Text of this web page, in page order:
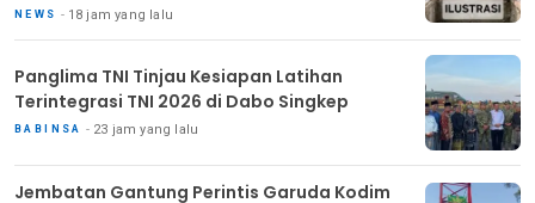
NEWS 18 jam yang lalu
Panglima TNI Tinjau Kesiapan Latihan
Terintegrasi TNI 2026 di Dabo Singkep
BABINSA 23 jam yang lalu
Jembatan Gantung Perintis Garuda Kodim